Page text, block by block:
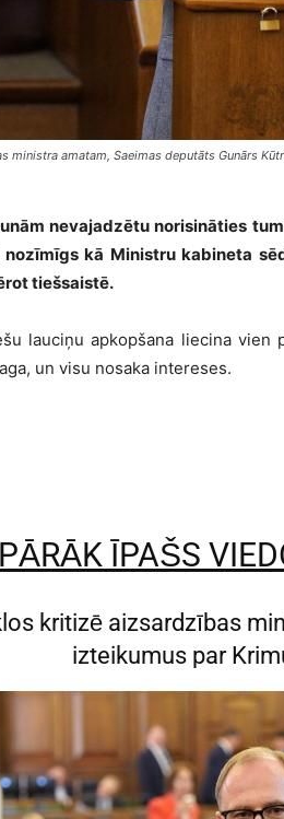
ministra amatam, Saeimas deputāts Gunārs
nevajadzētu norisināties
kā Ministru kabineta
tiešsaistē.
lauciņu apkopšana liecina vien
un visu nosaka intereses.
PĀRĀK ĪPAŠS
kritizē aizsardzības
izteikumus par